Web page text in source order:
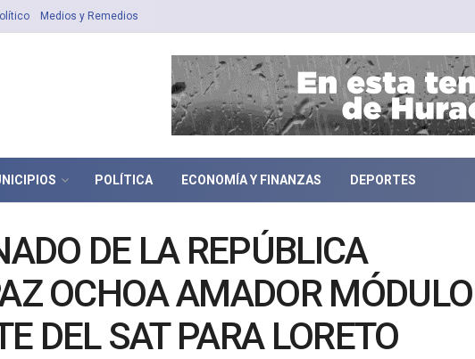
Medios y Remedios
POLÍTICA ECONOMÍA Y FINANZAS DEPORTES
DE LA REPÚBLICA
OCHOA AMADOR MÓDULO
DEL SAT PARA LORETO